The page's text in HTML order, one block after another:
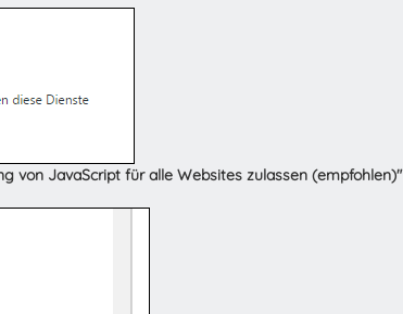
von JavaScript für alle Websites zulassen (empfohlen)"